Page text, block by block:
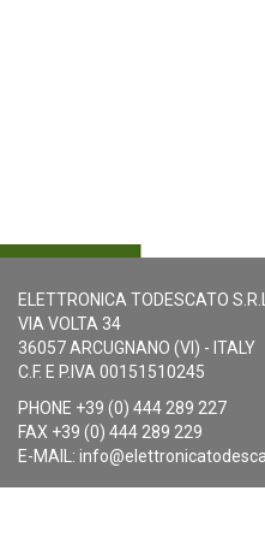
ELETTRONICA TODESCATO S.R.L.
VIA VOLTA 34
36057 ARCUGNANO (VI) - ITALY
C.F. E P.IVA 00151510245
PHONE +39 (0) 444 289 227
FAX +39 (0) 444 289 229
E-MAIL: